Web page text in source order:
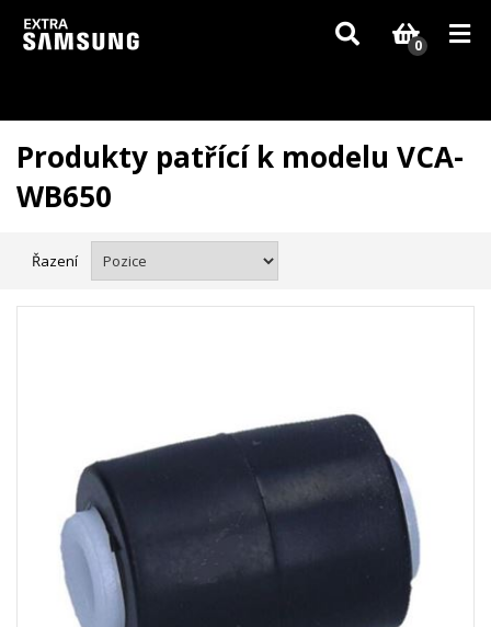
Vzhledem k aktuální situaci se může dodání dílů, které nejsou skladem,
zpozdit. Děkujeme za pochopení.
0
Produkty patřící k modelu VCA-
WB650
Řazení